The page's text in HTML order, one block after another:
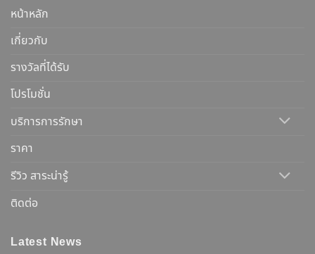
หน้าหลัก
เกี่ยวกับ
รางวัลที่ได้รับ
โปรโมชั่น
บริการการรักษา
ราคา
รีวิว สาระน่ารู้
ติดต่อ
Latest News